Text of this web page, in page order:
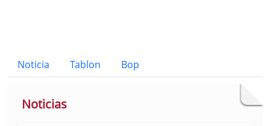
Noticia Tablon Bop
Button
Noticias